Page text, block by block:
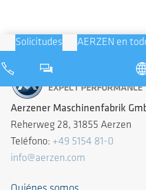
Solicitudes AERZEN en
Aerzener Maschinenfabrik
Reherweg 28, 31855 Aerzen
Teléfono: +49 5154 81-0
info@aerzen.com